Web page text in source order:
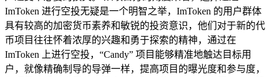
ImToken 进行空投无疑是一个明智之举，ImToken 的用户群体
具有较高的加密货币素养和敏锐的投资意识，他们对于新的代
币项目往往怀着浓厚的兴趣和勇于探索的精神，通过在
ImToken 上进行空投，“Candy” 项目能够精准地触达目标用
户，就像精确制导的导弹一样，提高项目的曝光度和参与度，